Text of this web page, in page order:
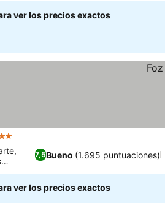
ver los precios exactos
7,5Bueno (1.695 puntuaciones)
ver los precios exactos